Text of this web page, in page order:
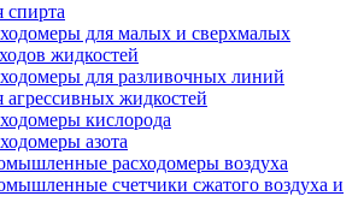
спирта
для малых и сверхмалых
жидкостей
для разливочных линий
агрессивных жидкостей
кислорода
азота
расходомеры воздуха
счетчики сжатого воздуха и